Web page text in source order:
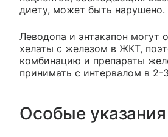
диету, может быть нарушено.
Леводопа и энтакапон могут
хелаты с железом в ЖКТ,
комбинацию и препараты
принимать с интервалом в 2-
Особые указания